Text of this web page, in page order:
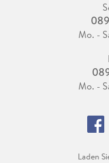
Mo. -
Mo. -
Laden